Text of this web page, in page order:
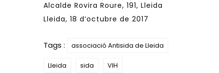
Alcalde Rovira Roure, 191, Lleida
Lleida, 18 d’octubre de 2017
Tags : associació Antisida de Lleida
Lleida sida VIH